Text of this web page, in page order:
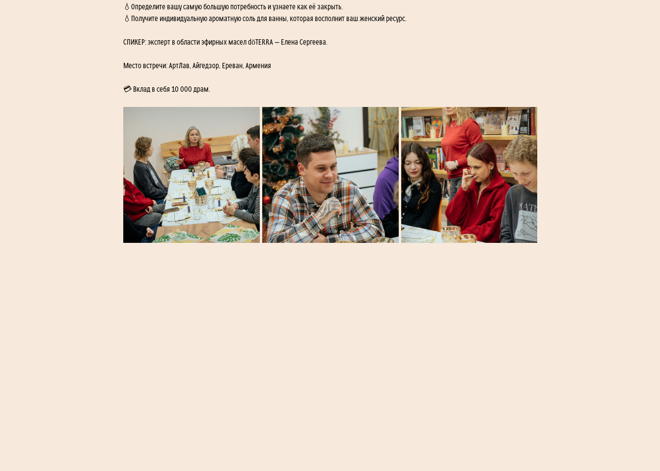
💧Определите вашу самую большую потребность и узнаете как её закрыть.
💧Получите индивидуальную ароматную соль для ванны, которая восполнит ваш женский ресурс.
СПИКЕР: эксперт в области эфирных масел dōTERRA — Елена Сергеева.
Место встречи: АртЛав, Айгедзор, Ереван, Армения
💳 Вклад в себя 10 000 драм.